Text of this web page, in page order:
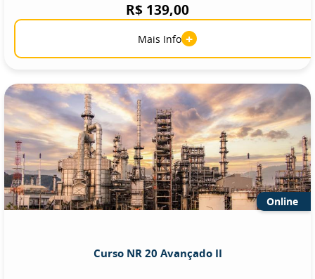
R$ 139,00
Mais Info +
Online
Curso NR 20 Avançado II